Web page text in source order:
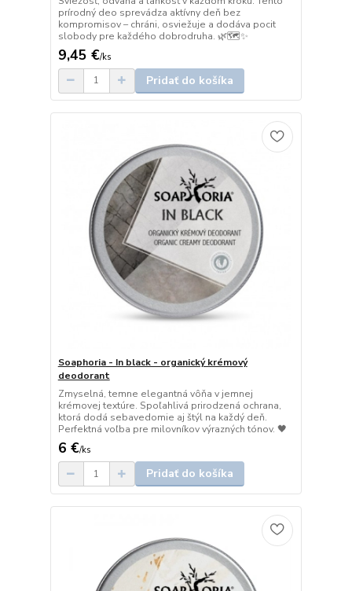
prírodný deo sprevádza aktívny deň bez
kompromisov – chráni, osviežuje a dodáva pocit
slobody pre každého dobrodruha. 🌿🗺️✨
9,45 €/ks
Pridať do košíka
Soaphoria - In black - organický krémový
deodorant
Zmyselná, temne elegantná vôňa v jemnej
krémovej textúre. Spoľahlivá prirodzená ochrana,
ktorá dodá sebavedomie aj štýl na každý deň.
Perfektná voľba pre milovníkov výrazných tónov. 🖤
6 €/ks
Pridať do košíka